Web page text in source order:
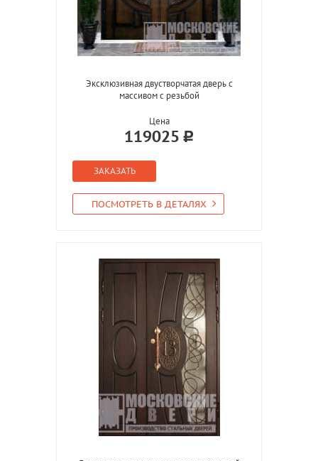
Эксклюзивная двустворчатая дверь с
массивом с резьбой
Цена
119025
ЗАКАЗАТЬ
ПОСМОТРЕТЬ В ДЕТАЛЯХ